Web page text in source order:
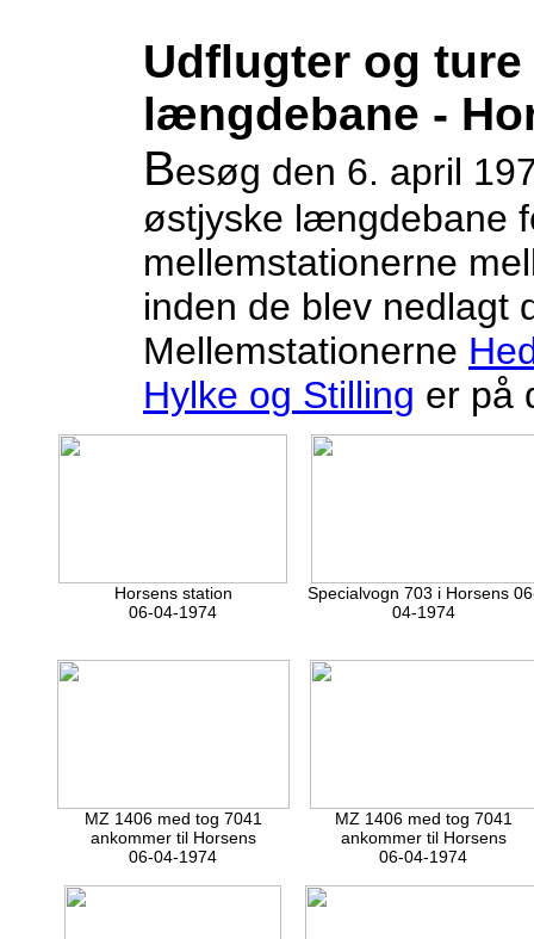
Udflugter og
længdebane -
Besøg den 6. april
østjyske længdebane
mellemstationerne
inden de blev nedlagt
Mellemstationerne
Hylke og Stilling er på
Horsens station
06-04-1974
Specialvogn 703 i Horsens
04-1974
MZ 1406 med tog 7041
ankommer til Horsens
06-04-1974
MZ 1406 med tog 7041
ankommer til Horsens
06-04-1974